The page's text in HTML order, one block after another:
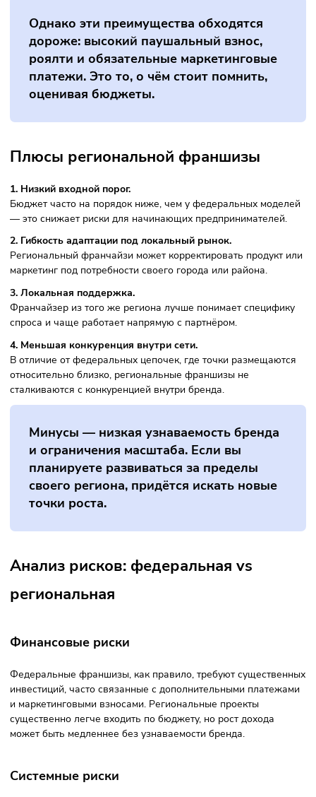
и централизованную поддержку, что снижает
ошибок на старте.
3. Возможность масштабирования.
Если точка в одном городе успешна, её модель может
тиражирована на другие рынки. Масштабирование — это
Крупные франчайзеры вкладываются в автоматизацию,
управление качеством бизнеса на местах.
Однако эти преимущества обходятся
дороже: высокий паушальный взнос,
роялти и обязательные маркетинговые
платежи. Это то, о чём стоит помнить,
оценивая бюджеты.
Плюсы региональной франшизы
Бюджет часто на порядок ниже, чем у федеральных
— это снижает риски для начинающих
2. Гибкость адаптации под локальный рынок.
Региональный франчайзи может корректировать
маркетинг под потребности своего города или района.
3. Локальная поддержка.
спроса и чаще работает напрямую с партнёром.
4. Меньшая конкуренция внутри сети.
сталкиваются с конкуренцией внутри бренда.
Минусы — низкая узнаваемость бренда
и ограничения масштаба. Если вы
планируете развиваться за пределы
точки роста.